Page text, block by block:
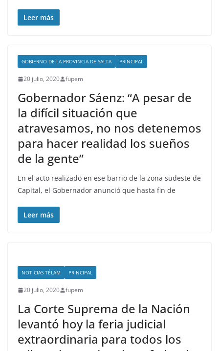
Leer más
GOBIERNO DE LA PROVINCIA DE SALTA PRINCIPAL
20 julio, 2020 fupem
Gobernador Sáenz: “A pesar de
la difícil situación que
atravesamos, no nos detenemos
para hacer realidad los sueños
de la gente”
En el acto realizado en ese barrio de la zona sudeste de
Capital, el Gobernador anunció que hasta fin de
Leer más
NOTICIAS TÉLAM PRINCIPAL
20 julio, 2020 fupem
La Corte Suprema de la Nación
levantó hoy la feria judicial
extraordinaria para todos los